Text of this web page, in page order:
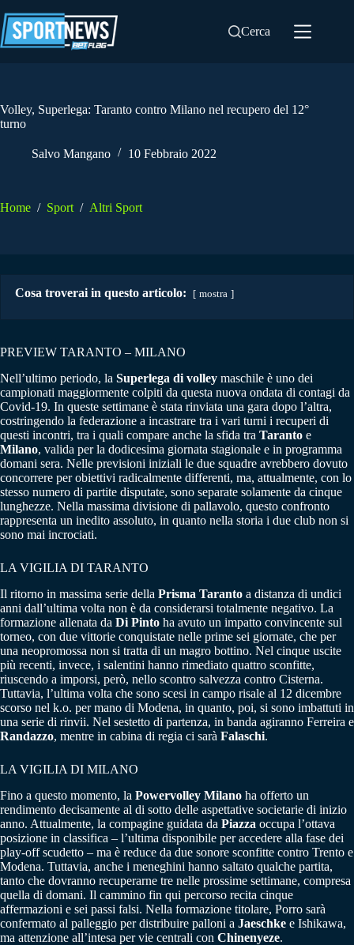
al
contenuto
Cerca
Volley, Superlega: Taranto contro Milano nel recupero del 12°
turno
Salvo Mangano 10 Febbraio 2022
Home / Sport / Altri Sport
Cosa troverai in questo articolo: mostra
PREVIEW TARANTO – MILANO
Nell’ultimo periodo, la Superlega di volley maschile è uno dei
campionati maggiormente colpiti da questa nuova ondata di contagi da
Covid-19. In queste settimane è stata rinviata una gara dopo l’altra,
costringendo la federazione a incastrare tra i vari turni i recuperi di
questi incontri, tra i quali compare anche la sfida tra Taranto e
Milano, valida per la dodicesima giornata stagionale e in programma
domani sera. Nelle previsioni iniziali le due squadre avrebbero dovuto
concorrere per obiettivi radicalmente differenti, ma, attualmente, con lo
stesso numero di partite disputate, sono separate solamente da cinque
lunghezze. Nella massima divisione di pallavolo, questo confronto
rappresenta un inedito assoluto, in quanto nella storia i due club non si
sono mai incrociati.
LA VIGILIA DI TARANTO
Il ritorno in massima serie della Prisma Taranto a distanza di undici
anni dall’ultima volta non è da considerarsi totalmente negativo. La
formazione allenata da Di Pinto ha avuto un impatto convincente sul
torneo, con due vittorie conquistate nelle prime sei giornate, che per
una neopromossa non si tratta di un magro bottino. Nel cinque uscite
più recenti, invece, i salentini hanno rimediato quattro sconfitte,
riuscendo a imporsi, però, nello scontro salvezza contro Cisterna.
Tuttavia, l’ultima volta che sono scesi in campo risale al 12 dicembre
scorso nel k.o. per mano di Modena, in quanto, poi, si sono imbattuti in
una serie di rinvii. Nel sestetto di partenza, in banda agiranno Ferreira e
Randazzo, mentre in cabina di regia ci sarà Falaschi.
LA VIGILIA DI MILANO
Fino a questo momento, la Powervolley Milano ha offerto un
rendimento decisamente al di sotto delle aspettative societarie di inizio
anno. Attualmente, la compagine guidata da Piazza occupa l’ottava
posizione in classifica – l’ultima disponibile per accedere alla fase dei
play-off scudetto – ma è reduce da due sonore sconfitte contro Trento e
Modena. Tuttavia, anche i meneghini hanno saltato qualche partita,
tanto che dovranno recuperarne tre nelle prossime settimane, compresa
quella di domani. Il cammino fin qui percorso recita cinque
affermazioni e sei passi falsi. Nella formazione titolare, Porro sarà
confermato al palleggio per distribuire palloni a Jaeschke e Ishikawa,
ma attenzione all’intesa per vie centrali con Chinenyeze.